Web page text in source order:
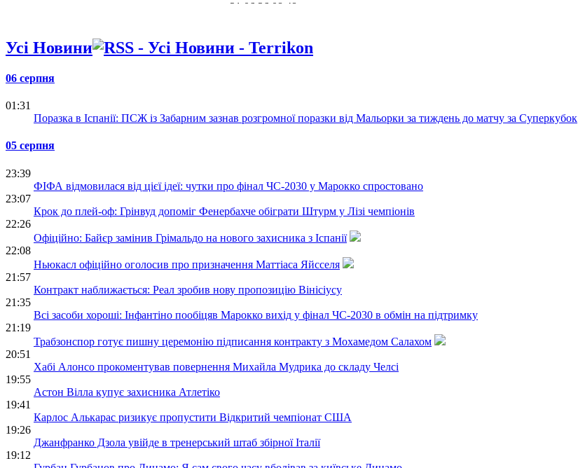
21.06.26 08:48
Альмерією
Усі Новини
06 серпня
01:31
Поразка в Іспанії: ПСЖ із Забарним зазнав розгромної поразки від Мальорки за тиждень до матчу за Суперкубок
05 серпня
23:39
ФІФА відмовилася від цієї ідеї: чутки про фінал ЧС-2030 у Марокко спростовано
23:07
Крок до плей-оф: Грінвуд допоміг Фенербахче обіграти Штурм у Лізі чемпіонів
22:26
Офіційно: Байєр замінив Грімальдо на нового захисника з Іспанії
22:08
Ньюкасл офіційно оголосив про призначення Маттіаса Яйсселя
21:57
Контракт наближається: Реал зробив нову пропозицію Вінісіусу
21:35
Всі засоби хороші: Інфантіно пообіцяв Марокко вихід у фінал ЧС-2030 в обмін на підтримку
21:19
Трабзонспор готує пишну церемонію підписання контракту з Мохамедом Салахом
20:51
Хабі Алонсо прокоментував повернення Михайла Мудрика до складу Челсі
19:55
Астон Вілла купує захисника Атлетіко
19:41
Карлос Алькарас ризикує пропустити Відкритий чемпіонат США
19:26
Джанфранко Дзола увійде в тренерський штаб збірної Італії
19:12